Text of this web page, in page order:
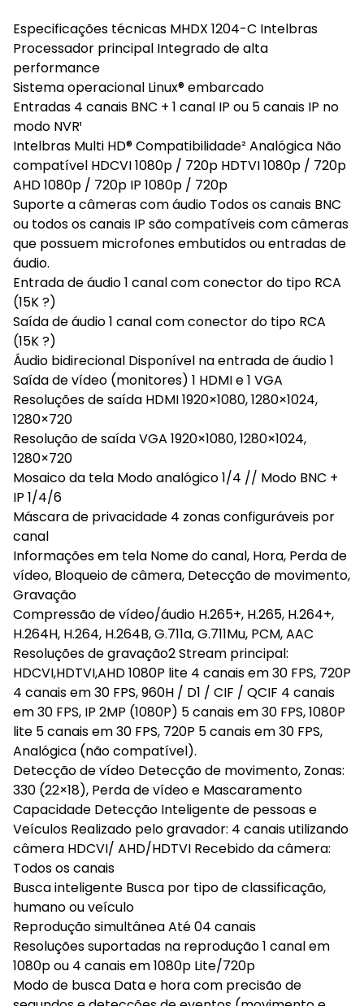
Especificações técnicas MHDX 1204-C Intelbras
Processador principal Integrado de alta
performance
Sistema operacional Linux® embarcado
Entradas 4 canais BNC + 1 canal IP ou 5 canais IP no
modo NVR¹
Intelbras Multi HD® Compatibilidade² Analógica Não
compatível HDCVI 1080p / 720p HDTVI 1080p / 720p
AHD 1080p / 720p IP 1080p / 720p
Suporte a câmeras com áudio Todos os canais BNC
ou todos os canais IP são compatíveis com câmeras
que possuem microfones embutidos ou entradas de
áudio.
Entrada de áudio 1 canal com conector do tipo RCA
(15K ?)
Saída de áudio 1 canal com conector do tipo RCA
(15K ?)
Áudio bidirecional Disponível na entrada de áudio 1
Saída de vídeo (monitores) 1 HDMI e 1 VGA
Resoluções de saída HDMI 1920×1080, 1280×1024,
1280×720
Resolução de saída VGA 1920×1080, 1280×1024,
1280×720
Mosaico da tela Modo analógico 1/4 // Modo BNC +
IP 1/4/6
Máscara de privacidade 4 zonas configuráveis por
canal
Informações em tela Nome do canal, Hora, Perda de
vídeo, Bloqueio de câmera, Detecção de movimento,
Gravação
Compressão de vídeo/áudio H.265+, H.265, H.264+,
H.264H, H.264, H.264B, G.711a, G.711Mu, PCM, AAC
Resoluções de gravação2 Stream principal:
HDCVI,HDTVI,AHD 1080P lite 4 canais em 30 FPS, 720P
4 canais em 30 FPS, 960H / D1 / CIF / QCIF 4 canais
em 30 FPS, IP 2MP (1080P) 5 canais em 30 FPS, 1080P
lite 5 canais em 30 FPS, 720P 5 canais em 30 FPS,
Analógica (não compatível).
Detecção de vídeo Detecção de movimento, Zonas:
330 (22×18), Perda de vídeo e Mascaramento
Capacidade Detecção Inteligente de pessoas e
Veículos Realizado pelo gravador: 4 canais utilizando
câmera HDCVI/ AHD/HDTVI Recebido da câmera:
Todos os canais
Busca inteligente Busca por tipo de classificação,
humano ou veículo
Reprodução simultânea Até 04 canais
Resoluções suportadas na reprodução 1 canal em
1080p ou 4 canais em 1080p Lite/720p
Modo de busca Data e hora com precisão de